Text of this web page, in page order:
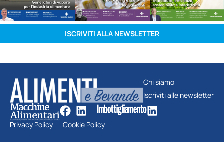
ISCRIVITI ALLA NEWSLETTER
Chi siamo
Iscriviti alle newsletter
Privacy Policy Cookie Policy